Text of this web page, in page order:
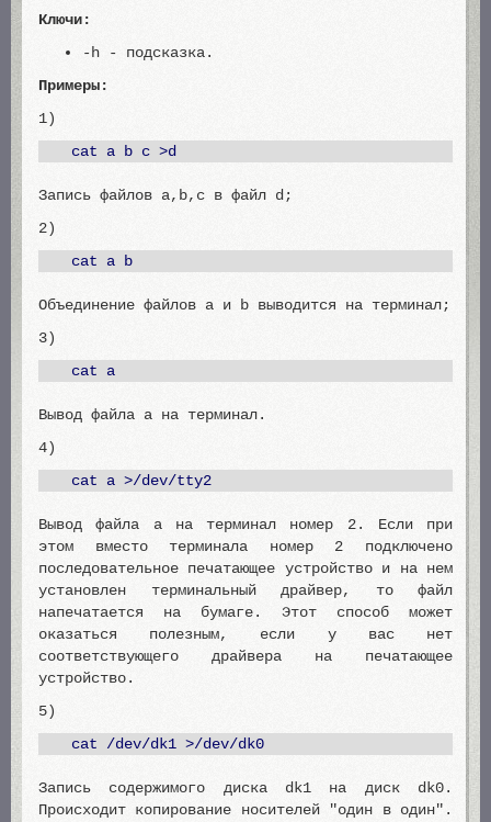
Ключи:
-h - подсказка.
Примеры:
1)
cat a b c >d
Запись файлов a,b,c в файл d;
2)
cat a b
Объединение файлов a и b выводится на терминал;
3)
cat a
Вывод файла a на терминал.
4)
cat a >/dev/tty2
Вывод файла a на терминал номер 2. Если при
этом вместо терминала номер 2 подключено
последовательное печатающее устройство и на нем
установлен терминальный драйвер, то файл
напечатается на бумаге. Этот способ может
оказаться полезным, если у вас нет
соответствующего драйвера на печатающее
устройство.
5)
cat /dev/dk1 >/dev/dk0
Запись содержимого диска dk1 на диск dk0.
Происходит копирование носителей "один в один".